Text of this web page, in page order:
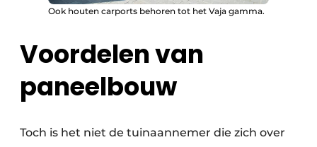
Ook houten carports behoren tot het Vaja gamma.
Voordelen van
paneelbouw
Toch is het niet de tuinaannemer die zich over